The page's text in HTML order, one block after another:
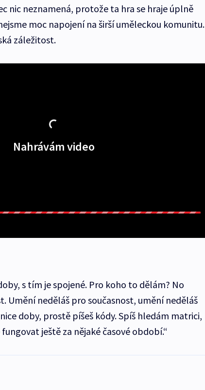
nic neznamená, protože ta hra se hraje úplně
moc napojení na širší uměleckou komunitu.
záležitost.
Nahrávám video
s tím je spojené. Pro koho to dělám? No
Umění neděláš pro současnost, umění neděláš
doby, prostě píšeš kódy. Spíš hledám matrici,
ještě za nějaké časové období.“